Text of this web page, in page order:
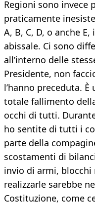
Regioni sono invece
praticamente
A, B, C, D, o anche
abissale. Ci sono
all’interno delle
Presidente, non
l’hanno preceduta.
totale fallimento
occhi di tutti.
ho sentite di tutti i
parte della
scostamenti di
invio di armi, blocchi
realizzarle sarebbe
Costituzione, come